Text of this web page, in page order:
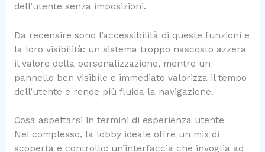
dell’utente senza imposizioni.
Da recensire sono l’accessibilità di queste funzioni e
la loro visibilità: un sistema troppo nascosto azzera
il valore della personalizzazione, mentre un
pannello ben visibile e immediato valorizza il tempo
dell’utente e rende più fluida la navigazione.
Cosa aspettarsi in termini di esperienza utente
Nel complesso, la lobby ideale offre un mix di
scoperta e controllo: un’interfaccia che invoglia ad